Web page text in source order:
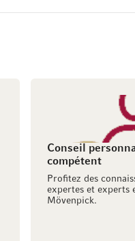
Conseil
compétent
Profitez des
expertes et experts
Mövenpick.